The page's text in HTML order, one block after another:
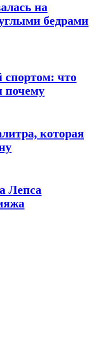
на
бедрами
спортом: что
почему
которая
Лепса